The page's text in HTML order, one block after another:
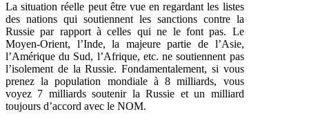
La situation réelle peut être vue en regardant les listes
des nations qui soutiennent les sanctions contre la
Russie par rapport à celles qui ne le font pas. Le
Moyen-Orient, l’Inde, la majeure partie de l’Asie,
l’Amérique du Sud, l’Afrique, etc. ne soutiennent pas
l’isolement de la Russie. Fondamentalement, si vous
prenez la population mondiale à 8 milliards, vous
voyez 7 milliards soutenir la Russie et un milliard
toujours d’accord avec le NOM.